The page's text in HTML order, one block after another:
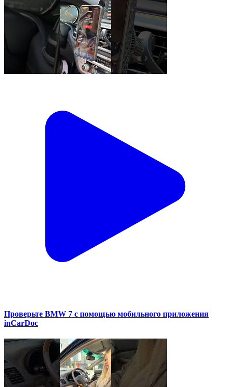
Проверьте BMW 7 с помощью мобильного приложения
inCarDoc